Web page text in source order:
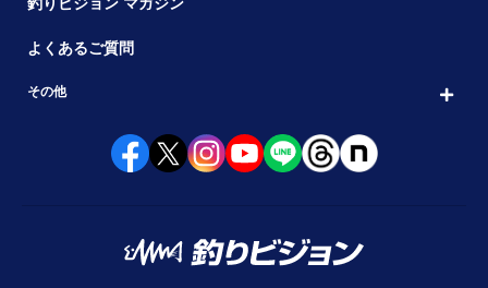
よくあるご質問
その他